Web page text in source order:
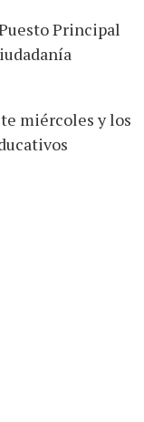
Principal
miércoles y los